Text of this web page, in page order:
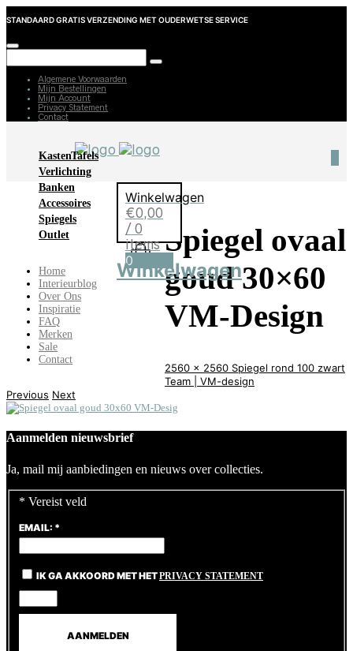
STANDAARD GRATIS VERZENDING MET OUDERWETSE SERVICE
Algemene Voorwaarden
Mijn Bestellingen
Mijn Account
Privacy Statement
Contact
KastenTafels
Verlichting
Banken
Accessoires
Spiegels
Outlet
Home
Interieurblog
Over Ons
Inspiratie
FAQ
Merken
Sale
Contact
Winkelwagen
€0,00
/ 0
items
0
Winkelwagen
Spiegel ovaal
goud 30×60
VM-Design
2560 x 2560 Spiegel rond 100 zwart
Team | VM-design
Previous Next
Aanmelden nieuwsbrief
Ja, mail mij aanbiedingen en nieuws over collecties.
* Vereist veld
EMAIL: *
IK GA AKKOORD MET HETPRIVACY STATEMENT